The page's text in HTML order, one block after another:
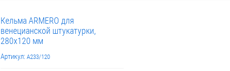
Кельма ARMERO для
венецианской штукатурки,
280х120 мм
Артикул: A233/120